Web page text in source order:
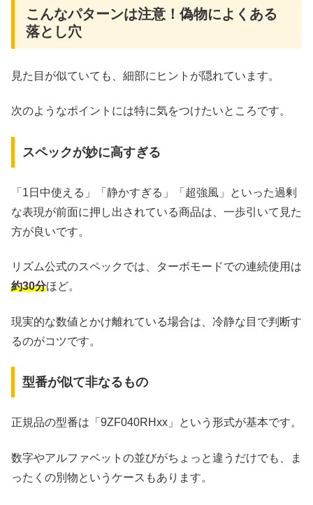
こんなパターンは注意！偽物によくある
落とし穴
見た目が似ていても、細部にヒントが隠れています。
次のようなポイントには特に気をつけたいところです。
スペックが妙に高すぎる
「1日中使える」「静かすぎる」「超強風」といった過剰
な表現が前面に押し出されている商品は、一歩引いて見た
方が良いです。
リズム公式のスペックでは、ターボモードでの連続使用は
約30分ほど。
現実的な数値とかけ離れている場合は、冷静な目で判断す
るのがコツです。
型番が似て非なるもの
正規品の型番は「9ZF040RHxx」という形式が基本です。
数字やアルファベットの並びがちょっと違うだけでも、ま
ったくの別物というケースもあります。